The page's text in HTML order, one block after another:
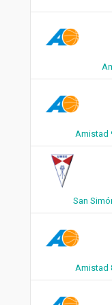
Amistad
San
Amistad